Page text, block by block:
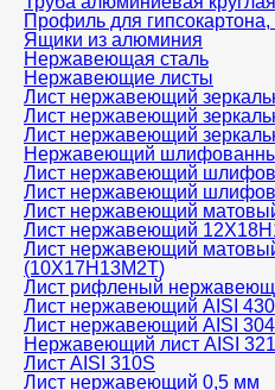
Профиль для
Ящики из алюминия
Нержавеющая сталь
Нержавеющие листы
Лист нержавеющий
Лист нержавеющий
Лист нержавеющий
Нержавеющий
Лист нержавеющий
Лист нержавеющий
Лист нержавеющий
Лист нержавеющий
Лист нержавеющий
(10Х17Н13М2Т)
Лист рифленый
Лист нержавеющий AISI 430
Лист нержавеющий AISI 304
Нержавеющий лист AISI 321
Лист AISI 310S
Лист нержавеющий 0,5 мм